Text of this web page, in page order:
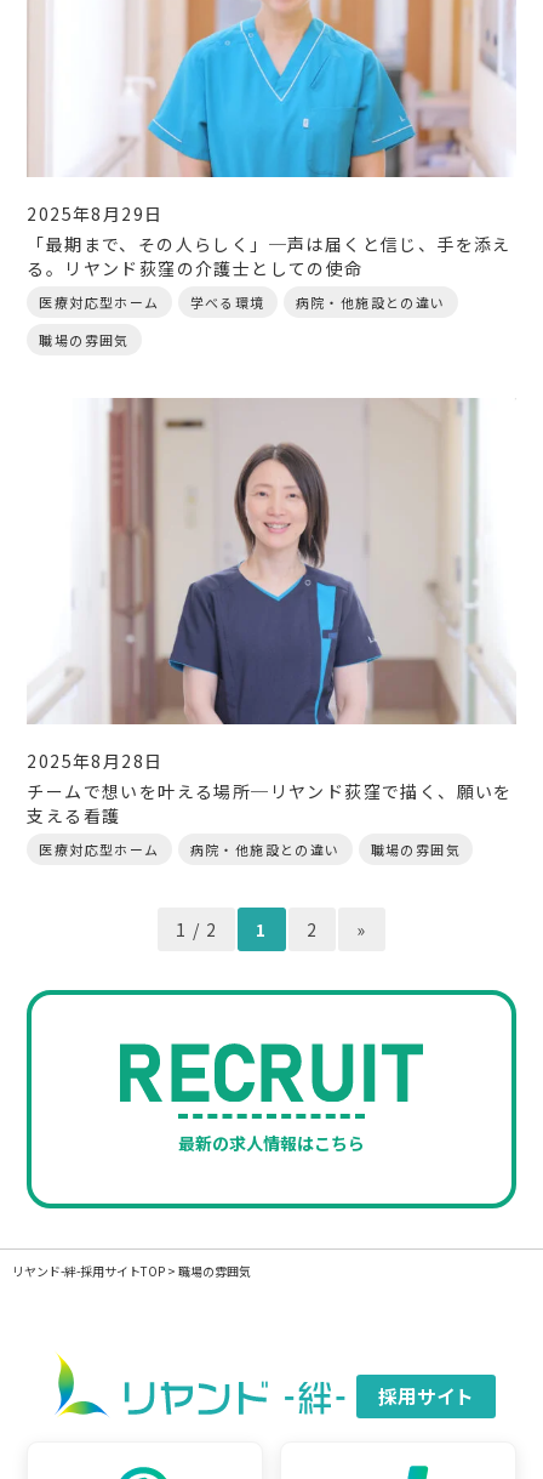
2025年8月29日
「最期まで、その人らしく」─声は届くと信じ、手を添え
る。リヤンド荻窪の介護士としての使命
医療対応型ホーム 学べる環境
病院・他施設との違い
職場の雰囲気
2025年8月28日
チームで想いを叶える場所─リヤンド荻窪で描く、願いを
支える看護
医療対応型ホーム 病院・他施設との違い 職場の雰囲気
1 / 2 1 2 »
最新の求人情報はこちら
リヤンド-絆-採用サイトTOP > 職場の雰囲気
採用サイト